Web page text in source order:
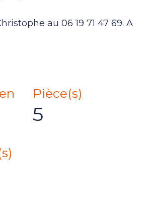
au 06 19 71 47 69. A
Pièce(s)
5